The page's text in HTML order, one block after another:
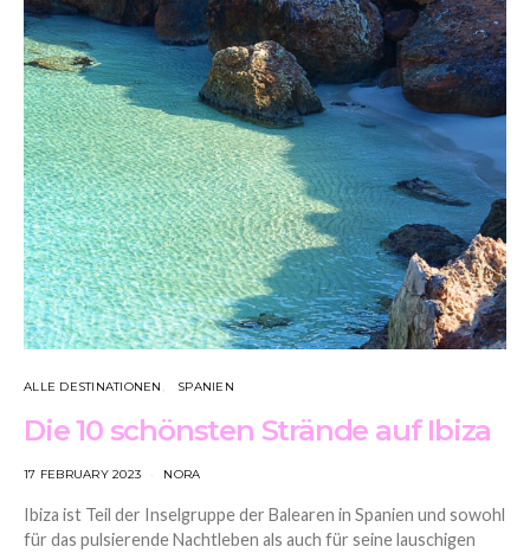
ALLE DESTINATIONEN SPANIEN
Die 10 schönsten Strände auf Ibiza
17 FEBRUARY 2023 NORA
Ibiza ist Teil der Inselgruppe der Balearen in Spanien und sowohl
für das pulsierende Nachtleben als auch für seine lauschigen